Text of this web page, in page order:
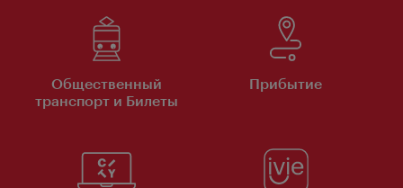
Общественный
транспорт и Билеты
Прибытие